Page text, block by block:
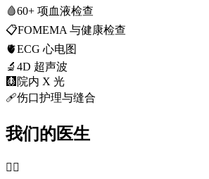
🩸60+ 项血液检查
📋FOMEMA 与健康检查
🫀ECG 心电图
🔬 4D 超声波
🩻 院内 X 光
🩹伤口护理与缝合
我们的医生
👨‍⚕️